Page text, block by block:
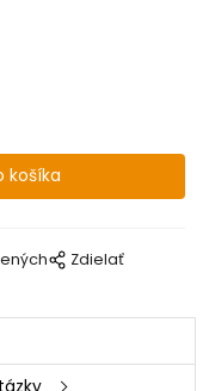
Zdielať